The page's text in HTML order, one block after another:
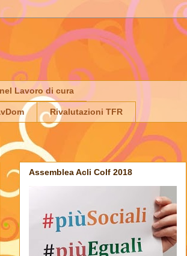
Lavoro di cura
Rivalutazioni TFR
Assemblea Acli Colf 2018